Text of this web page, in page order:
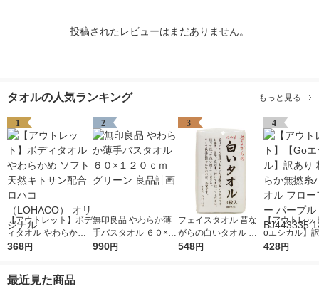
投稿されたレビューはまだありません。
タオルの人気ランキング もっと見る
1
【アウトレット】ボデ
ィタオル やわらかめ
ソフト 天然キトサン
368円
2
無印良品 やわらか薄
手バスタオル ６０×１
２０ｃｍ グリーン 良
990円
3
フェイスタオル 昔な
がらの白いタオル ホ
ワイト（白） 日本製
548円
4
【アウトレッ
oエシカル】
やわらか無撚
428円
最近見た商品